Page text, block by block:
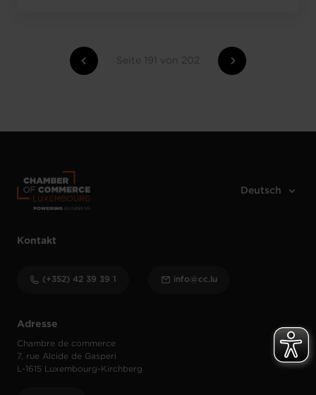
Seite 191 von 202
Adresse
Chambre de commerce
7, rue Alcide de Gasperi
L-1615 Luxembourg-Kirchberg
Kontakt
(+352) 42 39 39 1 info@cc.lu